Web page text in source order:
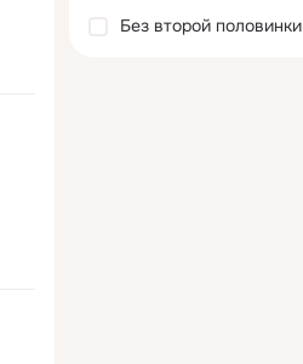
Без второй половинки